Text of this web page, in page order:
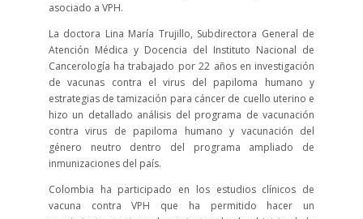
asociado a VPH.
La doctora Lina María Trujillo, Subdirectora General de
Atención Médica y Docencia del Instituto Nacional de
Cancerología ha trabajado por 22 años en investigación
de vacunas contra el virus del papiloma humano y
estrategias de tamización para cáncer de cuello uterino e
hizo un detallado análisis del programa de vacunación
contra virus de papiloma humano y vacunación del
género neutro dentro del programa ampliado de
inmunizaciones del país.
Colombia ha participado en los estudios clínicos de
vacuna contra VPH que ha permitido hacer un